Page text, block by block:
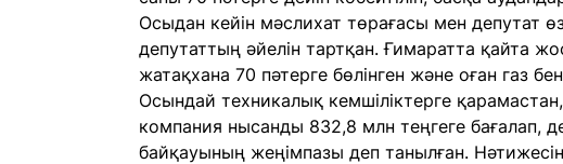
Осыдан кейін мәслихат төрағасы мен депутат
депутаттың әйелін тартқан. Ғимаратта қайта
жатақхана 70 пәтерге бөлінген және оған газ
Осындай техникалық кемшіліктерге
компания нысанды 832,8 млн теңгеге бағалап,
байқауының жеңімпазы деп танылған.